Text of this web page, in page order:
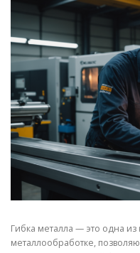
СТАТЬИ
Гибка металла — это одна
металлообработке,